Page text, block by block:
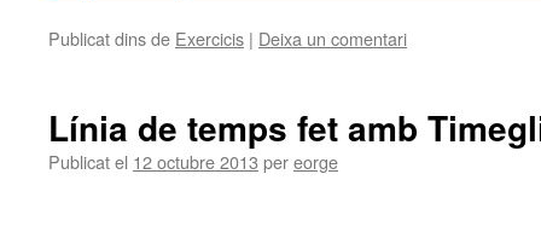
Publicat dins de Exercicis | Deixa un comentari
Línia de temps fet amb
Publicat el 12 octubre 2013 pereorge